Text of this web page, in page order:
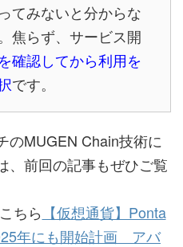
てみないと分からな
焦らず、サービス開
確認してから利用を
です。
のMUGEN Chain技術に
、前回の記事もぜひご覧
ちら 【仮想通貨】Ponta
年にも開始計画 アバ